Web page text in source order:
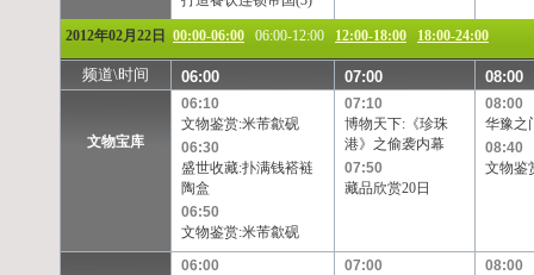
2012年02月22日 00:00-06:00 06:00-12:00 12:00-18:00 18:00-24:00
频道\时间 06:00 07:00 08:00
文物宝库
06:10
文物鉴赏:米芾歙砚
06:30
盛世收藏:扑满钱褡裢
陶盒
06:50
文物鉴赏:米芾歙砚
07:10
博物天下:《珍珠
港》之偷袭内幕
07:50
藏品欣赏20日
08:00
华豫之
08:40
文物鉴
06:00
07:00
08:00